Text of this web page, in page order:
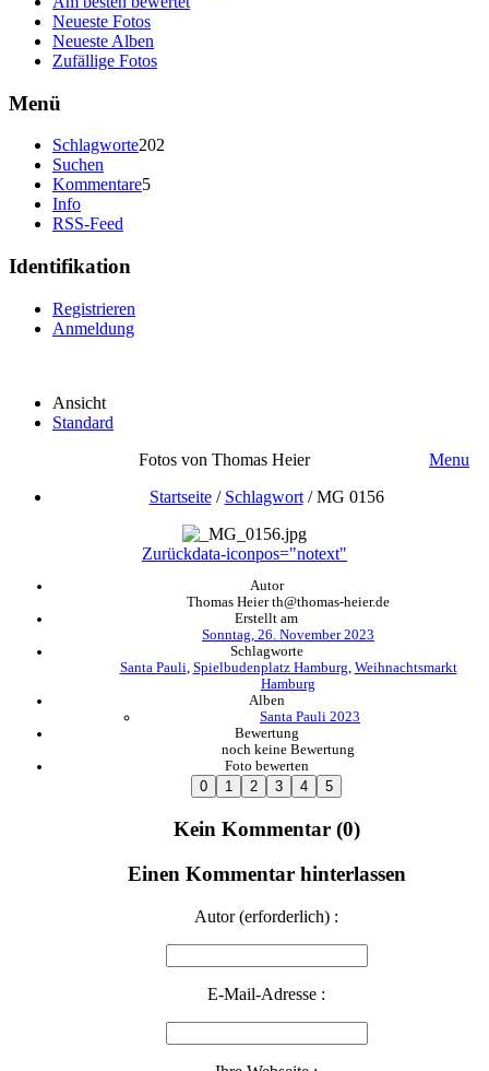
Neueste Fotos
Neueste Alben
Zufällige Fotos
Menü
Schlagworte202
Suchen
Kommentare5
Info
RSS-Feed
Identifikation
Registrieren
Anmeldung
Ansicht
Standard
Fotos von Thomas Heier
Menu
Startseite/ Schlagwort /MG 0156
Zurückdata-iconpos="notext"
Autor
Thomas Heier th@thomas-heier.de
Erstellt am
Sonntag, 26. November 2023
Schlagworte
Santa Pauli Spielbudenplatz Hamburg Weihnachtsmarkt
Hamburg
Alben
Santa Pauli 2023
Bewertung
noch keine Bewertung
Foto bewerten
Kein Kommentar (0)
Einen Kommentar hinterlassen
Autor (erforderlich) :
E-Mail-Adresse :